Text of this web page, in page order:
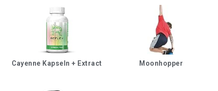
Cayenne Kapseln + Extract Moonhopper